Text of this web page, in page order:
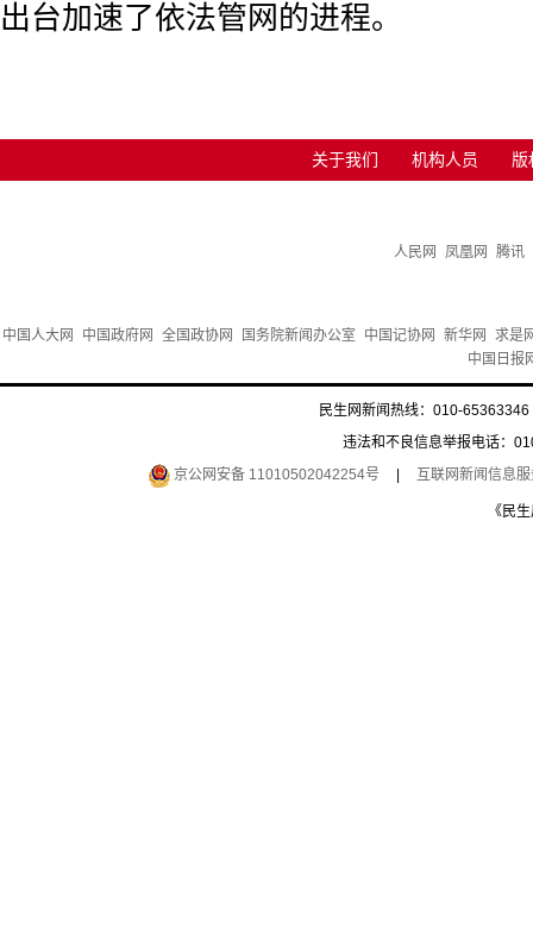
出台加速了依法管网的进程。
关于我们 机构人员 版
人民网 凤凰网 腾讯
中国人大网 中国政府网 全国政协网 国务院新闻办公室 中国记协网 新华网
求是
中国日报
民生网新闻热线：010-
违法和不良信息举报电话：
京公网安备 11010502042254号
互联网新闻信息
《民